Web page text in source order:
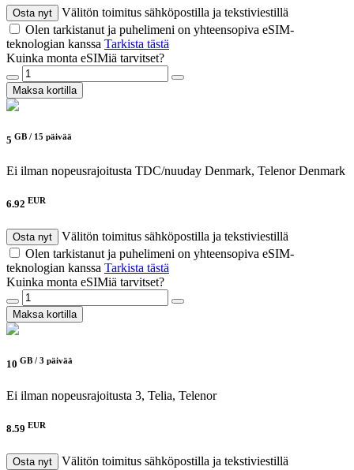
Osta nyt
Välitön toimitus sähköpostilla ja tekstiviestillä
Olen tarkistanut ja puhelimeni on yhteensopiva eSIM-
teknologian kanssa Tarkista tästä
Kuinka monta eSIMiä tarvitset?
Maksa kortilla
5 GB / 15 päivää
Ei ilman nopeusrajoitusta TDC/nuuday Denmark, Telenor Denmark
6.92 EUR
Osta nyt
Välitön toimitus sähköpostilla ja tekstiviestillä
Olen tarkistanut ja puhelimeni on yhteensopiva eSIM-
teknologian kanssa Tarkista tästä
Kuinka monta eSIMiä tarvitset?
Maksa kortilla
10 GB / 3 päivää
Ei ilman nopeusrajoitusta 3, Telia, Telenor
8.59 EUR
Osta nyt
Välitön toimitus sähköpostilla ja tekstiviestillä